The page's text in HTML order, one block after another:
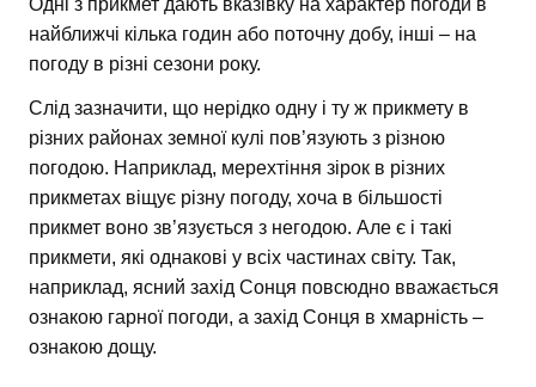
найближчі кілька годин або поточну добу, інші – на
погоду в різні сезони року.
Слід зазначити, що нерідко одну і ту ж прикмету в
різних районах земної кулі пов’язують з різною
погодою. Наприклад, мерехтіння зірок в різних
прикметах віщує різну погоду, хоча в більшості
прикмет воно зв’язується з негодою. Але є і такі
прикмети, які однакові у всіх частинах світу. Так,
наприклад, ясний захід Сонця повсюдно вважається
ознакою гарної погоди, а захід Сонця в хмарність –
ознакою дощу.